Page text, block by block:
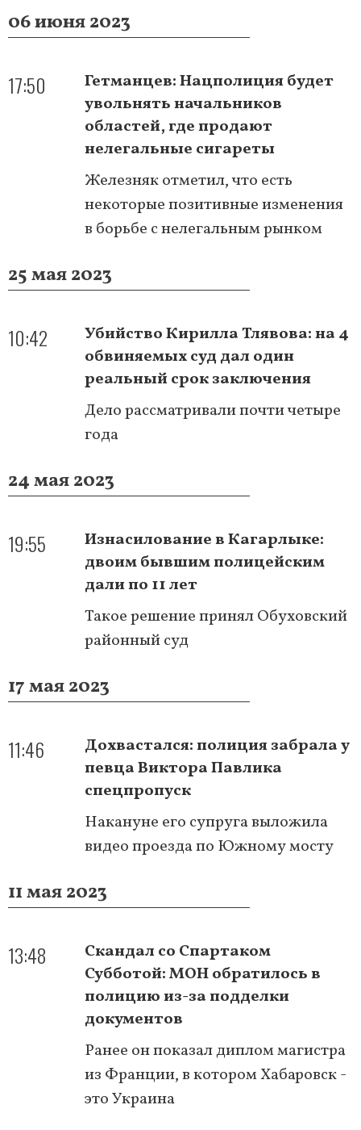
06 июня 2023
17:50
Гетманцев: Нацполиция будет
увольнять начальников
областей, где продают
нелегальные сигареты
Железняк отметил, что есть
некоторые позитивные изменения
в борьбе с нелегальным рынком
25 мая 2023
10:42
Убийство Кирилла Тлявова: на 4
обвиняемых суд дал один
реальный срок заключения
Дело рассматривали почти четыре
года
24 мая 2023
19:55
Изнасилование в Кагарлыке:
двоим бывшим полицейским
дали по 11 лет
Такое решение принял Обуховский
районный суд
17 мая 2023
11:46
Дохвастался: полиция забрала у
певца Виктора Павлика
спецпропуск
Накануне его супруга выложила
видео проезда по Южному мосту
11 мая 2023
13:48
Скандал со Спартаком
Субботой: МОН обратилось в
полицию из-за подделки
документов
Ранее он показал диплом магистра
из Франции, в котором Хабаровск -
это Украина